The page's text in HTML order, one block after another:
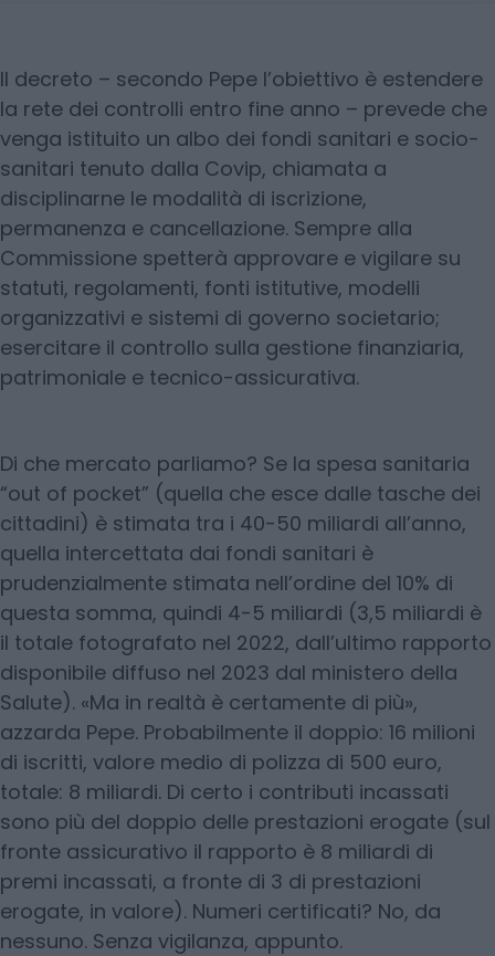
Il decreto – secondo Pepe l’obiettivo è estendere
la rete dei controlli entro fine anno – prevede che
venga istituito un albo dei fondi sanitari e socio-
sanitari tenuto dalla Covip, chiamata a
disciplinarne le modalità di iscrizione,
permanenza e cancellazione. Sempre alla
Commissione spetterà approvare e vigilare su
statuti, regolamenti, fonti istitutive, modelli
organizzativi e sistemi di governo societario;
esercitare il controllo sulla gestione finanziaria,
patrimoniale e tecnico-assicurativa.
Di che mercato parliamo? Se la spesa sanitaria
“out of pocket” (quella che esce dalle tasche dei
cittadini) è stimata tra i 40-50 miliardi all’anno,
quella intercettata dai fondi sanitari è
prudenzialmente stimata nell’ordine del 10% di
questa somma, quindi 4-5 miliardi (3,5 miliardi è
il totale fotografato nel 2022, dall’ultimo rapporto
disponibile diffuso nel 2023 dal ministero della
Salute). «Ma in realtà è certamente di più»,
azzarda Pepe. Probabilmente il doppio: 16 milioni
di iscritti, valore medio di polizza di 500 euro,
totale: 8 miliardi. Di certo i contributi incassati
sono più del doppio delle prestazioni erogate (sul
fronte assicurativo il rapporto è 8 miliardi di
premi incassati, a fronte di 3 di prestazioni
erogate, in valore). Numeri certificati? No, da
nessuno. Senza vigilanza, appunto.